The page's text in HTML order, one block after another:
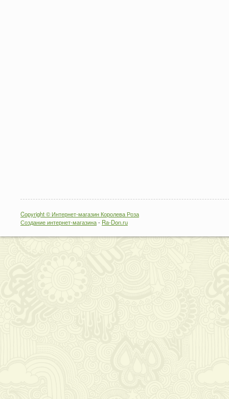
Copyright © Интернет-магазин Королева Роза
Создание интернет-магазина- Ra-Don.ru